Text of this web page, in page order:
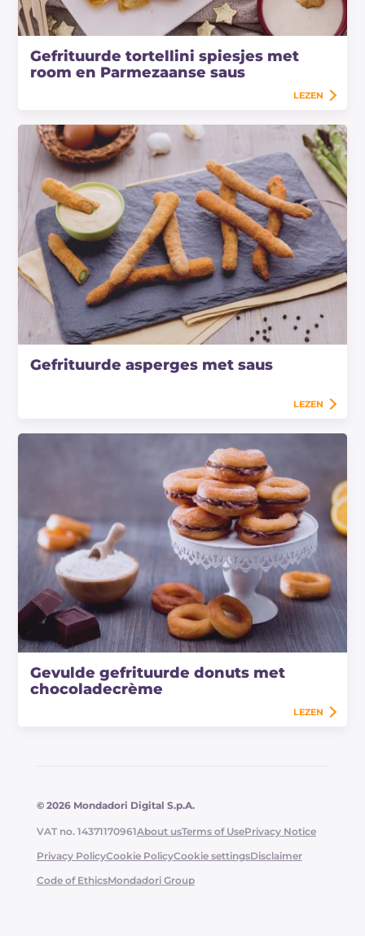
Gefrituurde tortellini spiesjes met
room en Parmezaanse saus
LEZEN
Gefrituurde asperges met saus
LEZEN
Gevulde gefrituurde donuts met
chocoladecrème
LEZEN
© 2026 Mondadori Digital S.p.A.
VAT no. 14371170961About usTerms of UsePrivacy Notice
Privacy PolicyCookie PolicyCookie settingsDisclaimer
Code of EthicsMondadori Group